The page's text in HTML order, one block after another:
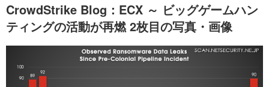
CrowdStrike Blog：ECX ～ ビッグゲームハン
ティングの活動が再燃 2枚目の写真・画像